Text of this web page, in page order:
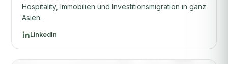
Hospitality, Immobilien und Investitionsmigration in ganz
Asien.
LinkedIn